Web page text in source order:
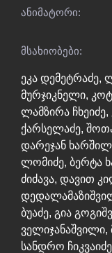
ანიმატორი:
მსახიობები:
ეკა დემეტრაძე,
მურჯიკნელი,
ლამზირა ჩხეიძე,
ქარსელაძე,
დარეჯან
ლომიძე, ბერტა
ძიძავა, დავით
ბუაძე, გია
ველიჯანაშვილი,
სანდრო ჩიკვაიძე